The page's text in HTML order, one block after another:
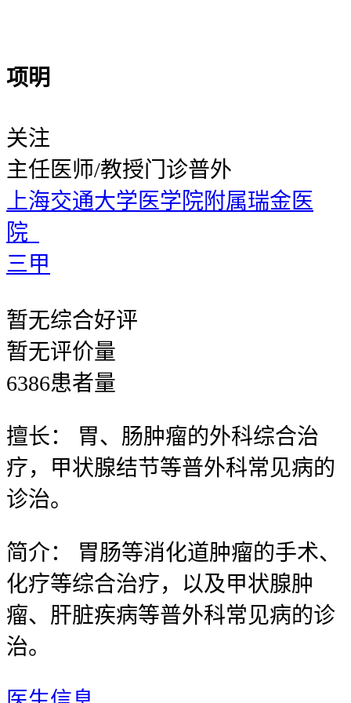
项明
关注
主任医师/教授门诊普外
上海交通大学医学院附属瑞金医
院
三甲
暂无综合好评
暂无评价量
6386患者量
擅长：
胃、肠肿瘤的外科综合治
疗，甲状腺结节等普外科常见病的
诊治。
简介：
胃肠等消化道肿瘤的手术、
化疗等综合治疗，以及甲状腺肿
瘤、肝脏疾病等普外科常见病的诊
治。